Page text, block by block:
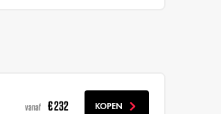
vanaf € 232 KOPEN